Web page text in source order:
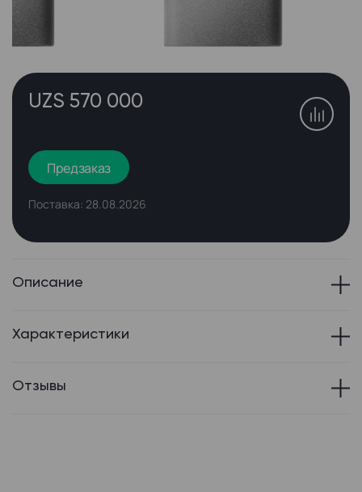
Описание
Характеристики
Отзывы
UZS 570 000
Предзаказ
Поставка: 28.08.2026